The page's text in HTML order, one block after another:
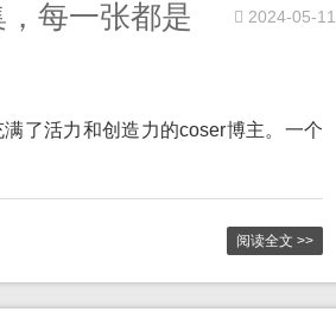
每一张都是
2024-05-11
了活力和创造力的coser博主。一个
阅读全文 >>